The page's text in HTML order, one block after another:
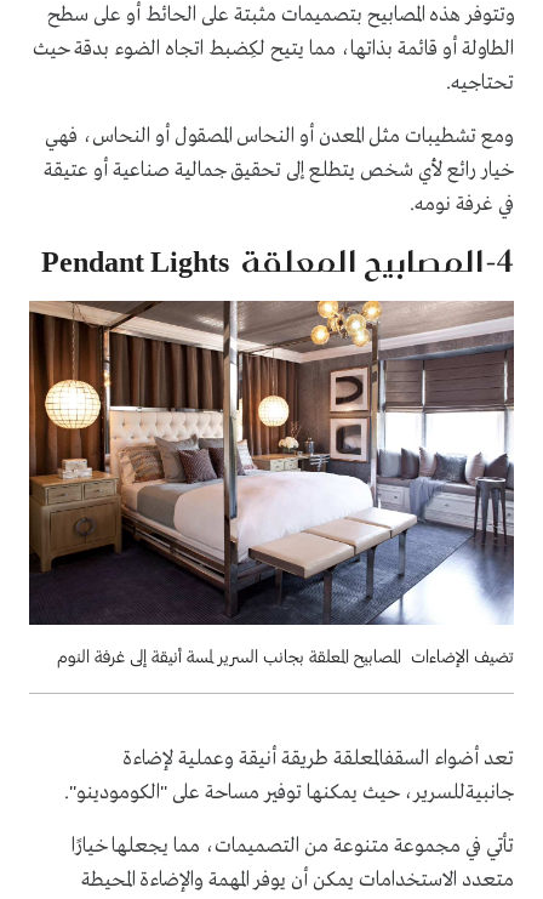
وتتوفر هذه المصابيح بتصميمات مثبتة على الحائط أو على سطح
الطاولة أو قائمة بذاتها، مما يتيح لكِضبط اتجاه الضوء بدقة حيث
تحتاجيه.
ومع تشطيبات مثل المعدن أو النحاس المصقول أو النحاس، فهي
خيار رائع لأي شخص يتطلع إلى تحقيق جمالية صناعية أو عتيقة
في غرفة نومه.
4-المصابيح المعلقة Pendant Lights
تضيف الإضاءات المصابيح المعلقة بجانب السرير لمسة أنيقة إلى غرفة النوم
تعد أضواء السقفالمعلقة طريقة أنيقة وعملية لإضاءة
جانبيةللسرير، حيث يمكنها توفير مساحة على "الكومودينو".
تأتي في مجموعة متنوعة من التصميمات، مما يجعلها خيارًا
متعدد الاستخدامات يمكن أن يوفر المهمة والإضاءة المحيطة